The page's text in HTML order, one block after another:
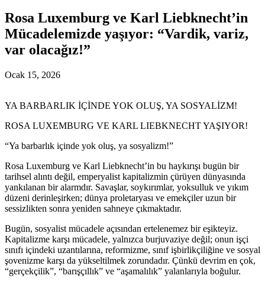
Rosa Luxemburg ve Karl Liebknecht’in
Mücadelemizde yaşıyor: “Vardik, variz,
var olacağız!”
Ocak 15, 2026
YA BARBARLIK İÇİNDE YOK OLUŞ, YA SOSYALİZM!
ROSA LUXEMBURG VE KARL LIEBKNECHT YAŞIYOR!
“Ya barbarlık içinde yok oluş, ya sosyalizm!”
Rosa Luxemburg ve Karl Liebknecht’in bu haykırışı bugün bir
tarihsel alıntı değil, emperyalist kapitalizmin çürüyen dünyasında
yankılanan bir alarmdır. Savaşlar, soykırımlar, yoksulluk ve yıkım
düzeni derinleşirken; dünya proletaryası ve emekçiler uzun bir
sessizlikten sonra yeniden sahneye çıkmaktadır.
Bugün, sosyalist mücadele açısından ertelenemez bir eşikteyiz.
Kapitalizme karşı mücadele, yalnızca burjuvaziye değil; onun işçi
sınıfı içindeki uzantılarına, reformizme, sınıf işbirlikçiliğine ve sosyal
şovenizme karşı da yükseltilmek zorundadır. Çünkü devrim en çok,
“gerçekçilik”, “barışçıllık” ve “aşamalılık” yalanlarıyla boğulur.